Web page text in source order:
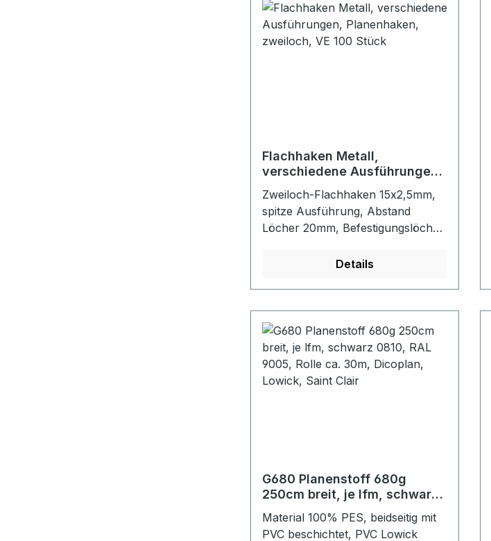
Flachhaken Metall,
verschiedene Ausführungen,
100 Stück
Zweiloch-Flachhaken 15x2,5mm,
spitze Ausführung, Abstand
Löcher 20mm, Befestigungslöcher
Details
G680 Planenstoff 680g
250cm breit, je lfm, schwarz
30m, Dicoplan, Lowick, Saint
Material 100% PES, beidseitig mit
PVC beschichtet, PVC Lowick